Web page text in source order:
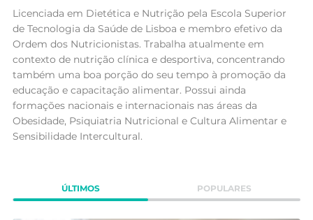
Licenciada em Dietética e Nutrição pela Escola Superior
de Tecnologia da Saúde de Lisboa e membro efetivo da
Ordem dos Nutricionistas. Trabalha atualmente em
contexto de nutrição clínica e desportiva, concentrando
também uma boa porção do seu tempo à promoção da
educação e capacitação alimentar. Possui ainda
formações nacionais e internacionais nas áreas da
Obesidade, Psiquiatria Nutricional e Cultura Alimentar e
Sensibilidade Intercultural.
ÚLTIMOS POPULARES